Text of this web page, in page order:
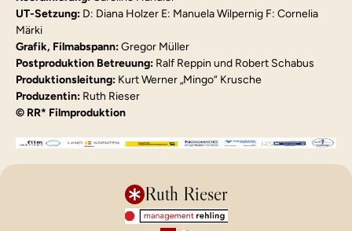
UT-Setzung: D: Diana Holzer E: Manuela Wilpernig F: Cornelia
Märki
Grafik, Filmabspann: Gregor Müller
Postproduktion Betreuung: Ralf Reppin und Robert Schabus
Produktionsleitung: Kurt Werner „Mingo“ Krusche
Produzentin: Ruth Rieser
© RR* Filmproduktion
Ruth Rieser